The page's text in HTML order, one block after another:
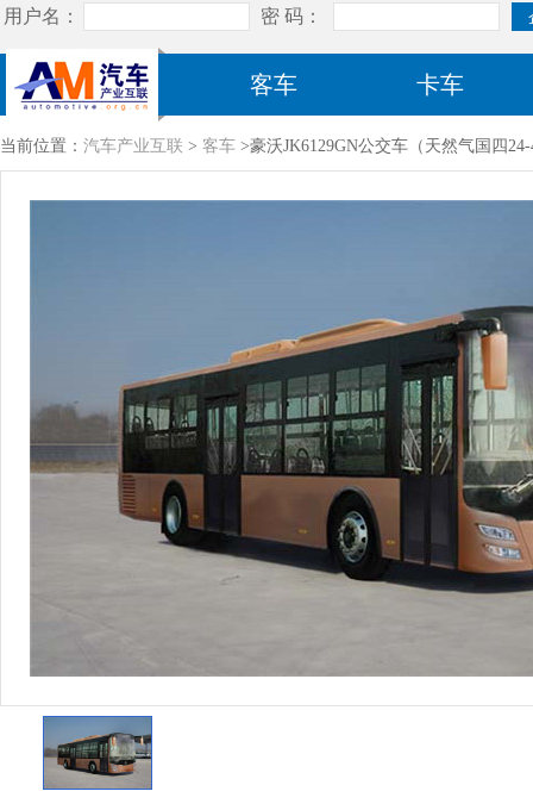
客车 卡车
当前位置： 汽车产业互联 > 客车 >豪沃JK6129GN公交车（天然气国四